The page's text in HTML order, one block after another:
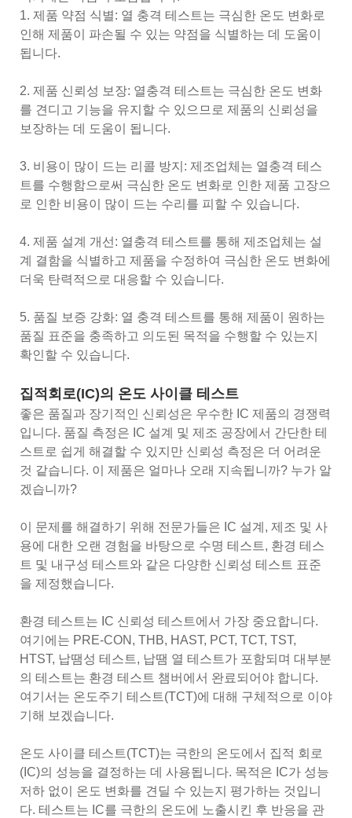
1. 제품 약점 식별: 열 충격 테스트는 극심한 온도 변화로
인해 제품이 파손될 수 있는 약점을 식별하는 데 도움이
됩니다.
2. 제품 신뢰성 보장: 열충격 테스트는 극심한 온도 변화
를 견디고 기능을 유지할 수 있으므로 제품의 신뢰성을
보장하는 데 도움이 됩니다.
3. 비용이 많이 드는 리콜 방지: 제조업체는 열충격 테스
트를 수행함으로써 극심한 온도 변화로 인한 제품 고장으
로 인한 비용이 많이 드는 수리를 피할 수 있습니다.
4. 제품 설계 개선: 열충격 테스트를 통해 제조업체는 설
계 결함을 식별하고 제품을 수정하여 극심한 온도 변화에
더욱 탄력적으로 대응할 수 있습니다.
5. 품질 보증 강화: 열 충격 테스트를 통해 제품이 원하는
품질 표준을 충족하고 의도된 목적을 수행할 수 있는지
확인할 수 있습니다.
집적회로(IC)의 온도 사이클 테스트
좋은 품질과 장기적인 신뢰성은 우수한 IC 제품의 경쟁력
입니다. 품질 측정은 IC 설계 및 제조 공장에서 간단한 테
스트로 쉽게 해결할 수 있지만 신뢰성 측정은 더 어려운
것 같습니다. 이 제품은 얼마나 오래 지속됩니까? 누가 알
겠습니까?
이 문제를 해결하기 위해 전문가들은 IC 설계, 제조 및 사
용에 대한 오랜 경험을 바탕으로 수명 테스트, 환경 테스
트 및 내구성 테스트와 같은 다양한 신뢰성 테스트 표준
을 제정했습니다.
환경 테스트는 IC 신뢰성 테스트에서 가장 중요합니다.
여기에는 PRE-CON, THB, HAST, PCT, TCT, TST,
HTST, 납땜성 테스트, 납땜 열 테스트가 포함되며 대부분
의 테스트는 환경 테스트 챔버에서 완료되어야 합니다.
여기서는 온도주기 테스트(TCT)에 대해 구체적으로 이야
기해 보겠습니다.
온도 사이클 테스트(TCT)는 극한의 온도에서 집적 회로
(IC)의 성능을 결정하는 데 사용됩니다. 목적은 IC가 성능
저하 없이 온도 변화를 견딜 수 있는지 평가하는 것입니
다. 테스트는 IC를 극한의 온도에 노출시킨 후 반응을 관